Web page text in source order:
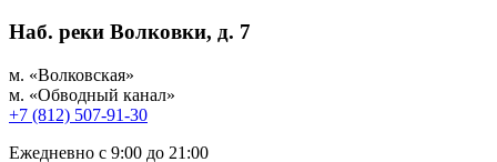
Наб. реки Волковки, д. 7
м. «Волковская»
м. «Обводный канал»
+7 (812) 507-91-30
Ежедневно с 9:00 до 21:00